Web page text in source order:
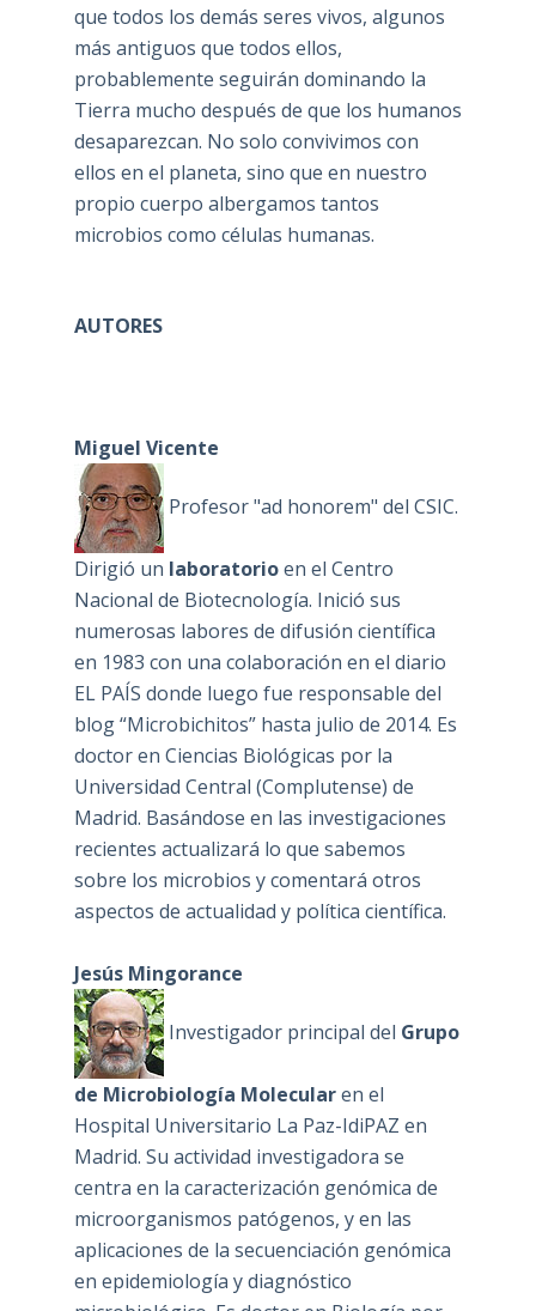
que todos los demás seres vivos, algunos
más antiguos que todos ellos,
probablemente seguirán dominando la
Tierra mucho después de que los humanos
desaparezcan. No solo convivimos con
ellos en el planeta, sino que en nuestro
propio cuerpo albergamos tantos
microbios como células humanas.
AUTORES
Miguel Vicente
Profesor "ad honorem" del CSIC.
Dirigió un laboratorioen el Centro
Nacional de Biotecnología. Inició sus
numerosas labores de difusión científica
en 1983 con una colaboración en el diario
EL PAÍS donde luego fue responsable del
blog “Microbichitos” hasta julio de 2014. Es
doctor en Ciencias Biológicas por la
Universidad Central (Complutense) de
Madrid. Basándose en las investigaciones
recientes actualizará lo que sabemos
sobre los microbios y comentará otros
aspectos de actualidad y política científica.
Jesús Mingorance
Investigador principal del Grupo
de Microbiología Molecularen el
Hospital Universitario La Paz-IdiPAZ en
Madrid. Su actividad investigadora se
centra en la caracterización genómica de
microorganismos patógenos, y en las
aplicaciones de la secuenciación genómica
en epidemiología y diagnóstico